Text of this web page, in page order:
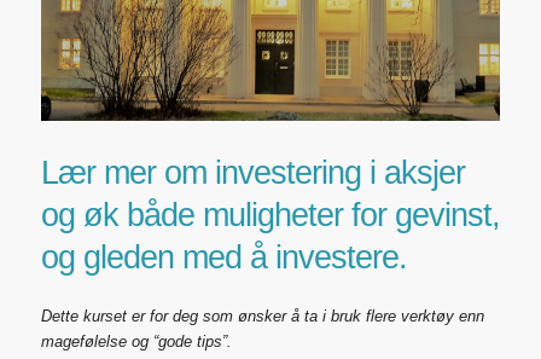
Lær mer om investering i aksjer
og øk både muligheter for gevinst,
og gleden med å investere.
Dette kurset er for deg som ønsker å ta i bruk flere verktøy enn
magefølelse og “gode tips”.